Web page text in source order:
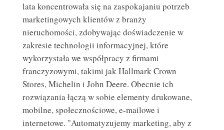
lata koncentrowała się na zaspokajaniu potrzeb
marketingowych klientów z branży
nieruchomości, zdobywając doświadczenie w
zakresie technologii informacyjnej, które
wykorzystała we współpracy z firmami
franczyzowymi, takimi jak Hallmark Crown
Stores, Michelin i John Deere. Obecnie ich
rozwiązania łączą w sobie elementy drukowane,
mobilne, społecznościowe, e-mailowe i
internetowe. "Automatyzujemy marketing, aby z